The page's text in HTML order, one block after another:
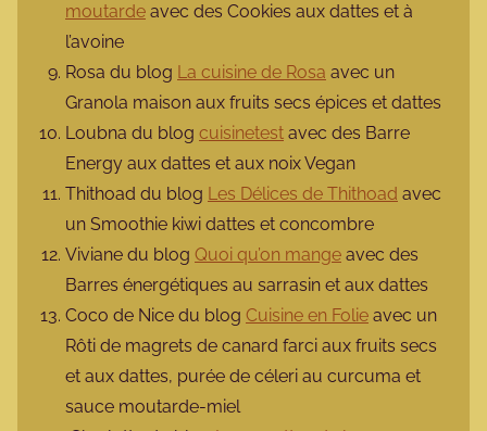
moutarde avec des Cookies aux dattes et à
l’avoine
Rosa du blog La cuisine de Rosa avec un
Granola maison aux fruits secs épices et dattes
Loubna du blog cuisinetest avec des Barre
Energy aux dattes et aux noix Vegan
Thithoad du blog Les Délices de Thithoad avec
un Smoothie kiwi dattes et concombre
Viviane du blog Quoi qu’on mange avec des
Barres énergétiques au sarrasin et aux dattes
Coco de Nice du blog Cuisine en Folie avec un
Rôti de magrets de canard farci aux fruits secs
et aux dattes, purée de céleri au curcuma et
sauce moutarde-miel